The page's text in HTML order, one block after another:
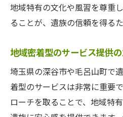
地域特有の文化や風習を尊重
ることが、遺族の信頼を得る
地域密着型のサービス提供
埼玉県の深谷市や毛呂山町で
着型のサービスは非常に重要
ローチを取ることで、地域特